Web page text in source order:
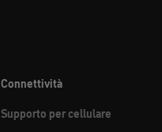
Connettività
Supporto per cellulare